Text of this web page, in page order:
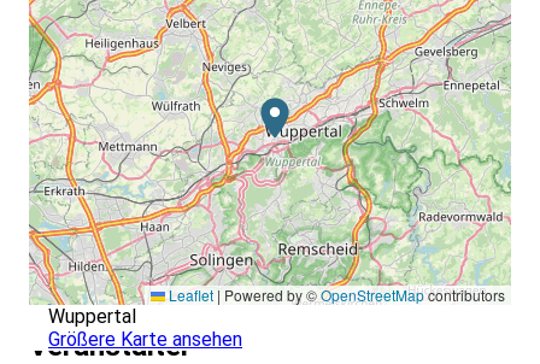
Leaflet | Powered by ©OpenStreetMapcontributors
Wuppertal
Größere Karte ansehen
Veranstalter